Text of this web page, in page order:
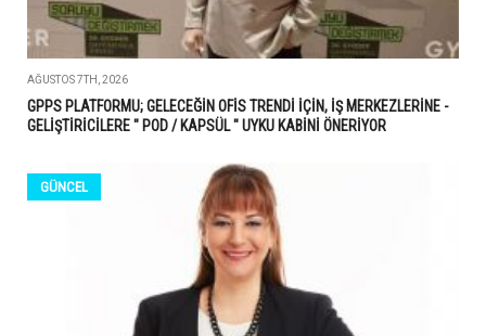
AĞUSTOS 7TH, 2026
GPPS PLATFORMU; GELECEĞİN OFİS TRENDİ İÇİN, İŞ MERKEZLERİNE -
GELİŞTİRİCİLERE " POD / KAPSÜL " UYKU KABİNİ ÖNERİYOR
GÜNCEL